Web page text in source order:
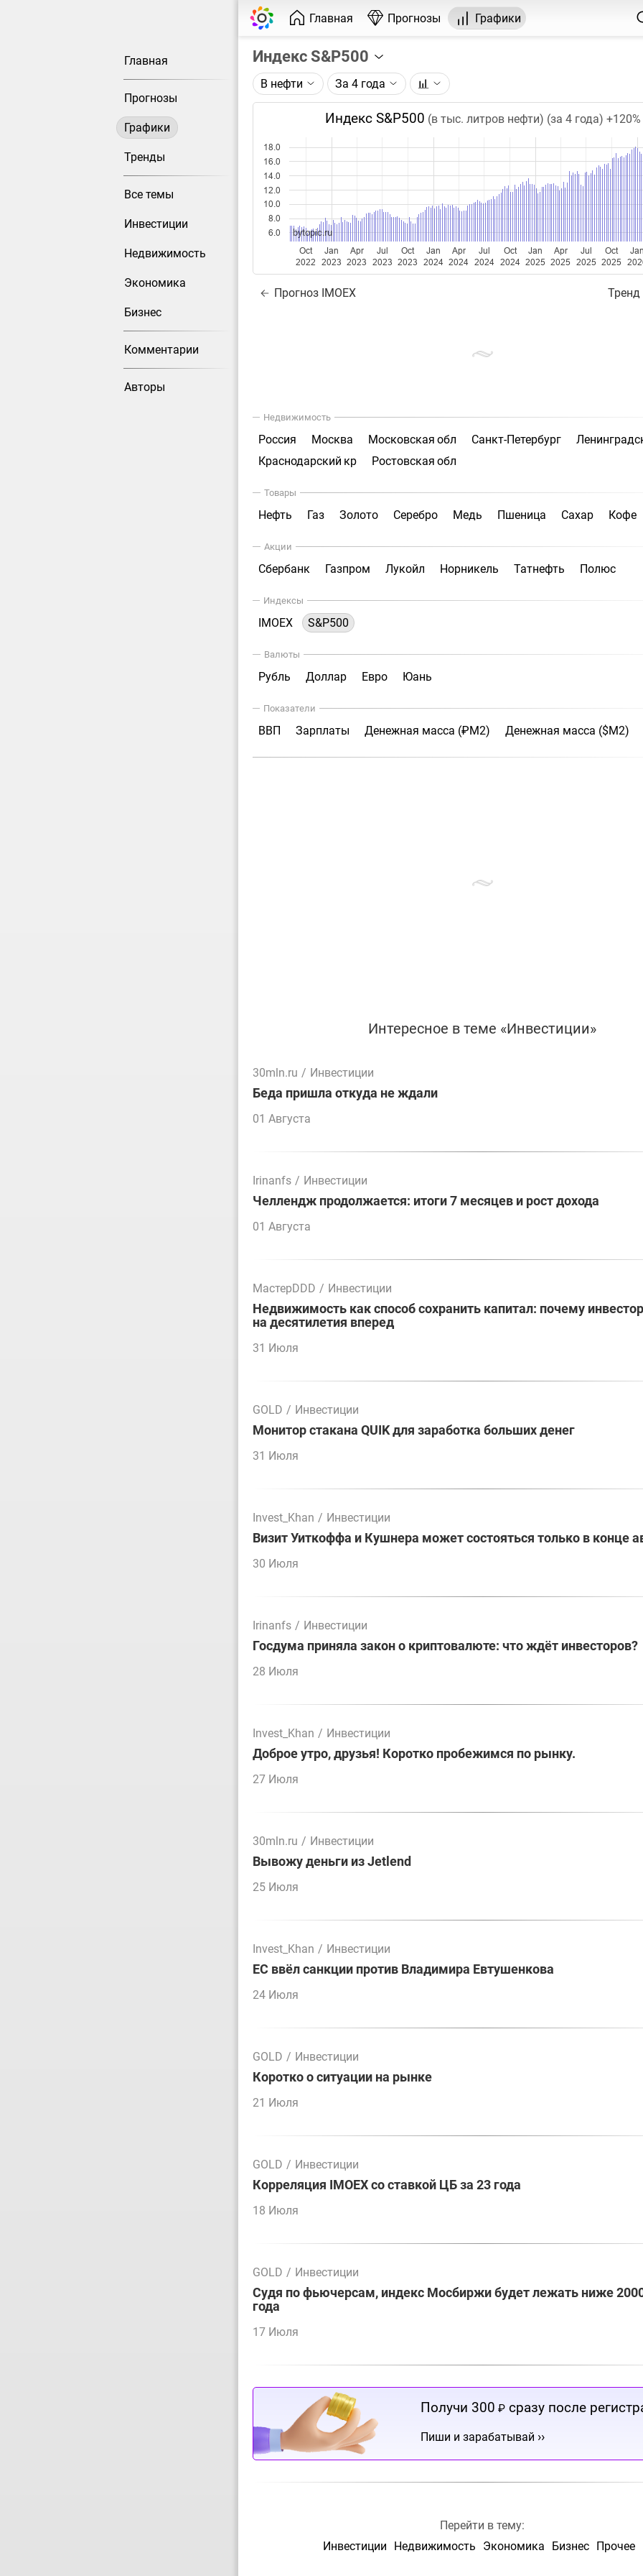
Главная Прогнозы Графики
Главная
Прогнозы
Графики
Тренды
Все темы
Инвестиции
Недвижимость
Экономика
Бизнес
Комментарии
Авторы
Индекс S&P500
Описание графика:
Индекс S&P500 по данным компании Standard & Poor’s.
Каждая точка на графике - цена закрытия дня, недели или месяца.
Оптимальный таймфрейм (день, неделя, месяц) подбирается
при изменении глубины графика.
Данные добавляются ежедневно.
В нефти За 4 года
Индекс S&P500 (в тыс. литров нефти) (за 4 года) +120%
Jan
2023
Jan
2024
Jan
2025
Oct
2022
Apr
2023
Jul
2023
Oct
2023
Apr
2024
Jul
2024
Oct
2024
Apr
2025
Jul
2025
Oct
2025
6.0
8.0
10.0
12.0
14.0
16.0
18.0
bytopic.ru
Прогноз IMOEX Тренд
Недвижимость
Россия Москва Московская обл Санкт-Петербург
Краснодарский кр
Ростовская обл
Товары
Нефть Газ Золото Серебро Медь Пшеница Сахар Кофе
Акции
Сбербанк Газпром Лукойл Норникель Татнефть Полюс
Индексы
IMOEX S&P500
Валюты
Рубль Доллар Евро Юань
Показатели
ВВП Зарплаты Денежная масса (₽М2) Денежная масса ($М2)
Интересное в теме «Инвестиции»
30mln.ru / Инвестиции
Беда пришла откуда не ждали
01 Августа
Irinanfs / Инвестиции
Челлендж продолжается: итоги 7 месяцев и рост дохода
01 Августа
МастерDDD / Инвестиции
Недвижимость как способ сохранить капитал: почему
на десятилетия вперед
31 Июля
GOLD / Инвестиции
Монитор стакана QUIK для заработка больших денег
31 Июля
Invest_Khan / Инвестиции
Визит Уиткоффа и Кушнера может состояться только в конце
30 Июля
Irinanfs / Инвестиции
Госдума приняла закон о криптовалюте: что ждёт инвесторов?
28 Июля
Invest_Khan / Инвестиции
Доброе утро, друзья! Коротко пробежимся по рынку.
27 Июля
30mln.ru / Инвестиции
Вывожу деньги из Jetlend
25 Июля
Invest_Khan / Инвестиции
ЕС ввёл санкции против Владимира Евтушенкова
24 Июля
GOLD / Инвестиции
Коротко о ситуации на рынке
21 Июля
GOLD / Инвестиции
Корреляция IMOEX со ставкой ЦБ за 23 года
18 Июля
GOLD / Инвестиции
Судя по фьючерсам, индекс Мосбиржи будет лежать ниже
года
17 Июля
Получи 300 ₽ сразу после
Пиши и зарабатывай ››
Перейти в тему:
Инвестиции
Недвижимость Экономика Бизнес Прочее